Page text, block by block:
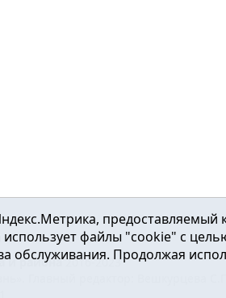
и района2016-2023
Главный редактор: Вешкурцева С.П.
файлы "cookie" с
обслуживания. Продолжая